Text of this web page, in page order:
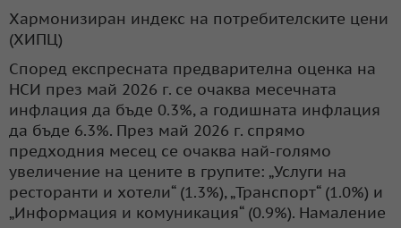
Хармонизиран индекс на потребителските цени
(ХИПЦ)
Според експресната предварителна оценка на
НСИ през май 2026 г. се очаква месечната
инфлация да бъде 0.3%, а годишната инфлация
да бъде 6.3%. През май 2026 г. спрямо
предходния месец се очаква най-голямо
увеличение на цените в групите: „Услуги на
ресторанти и хотели“ (1.3%), „Транспорт“ (1.0%) и
„Информация и комуникация“ (0.9%). Намаление